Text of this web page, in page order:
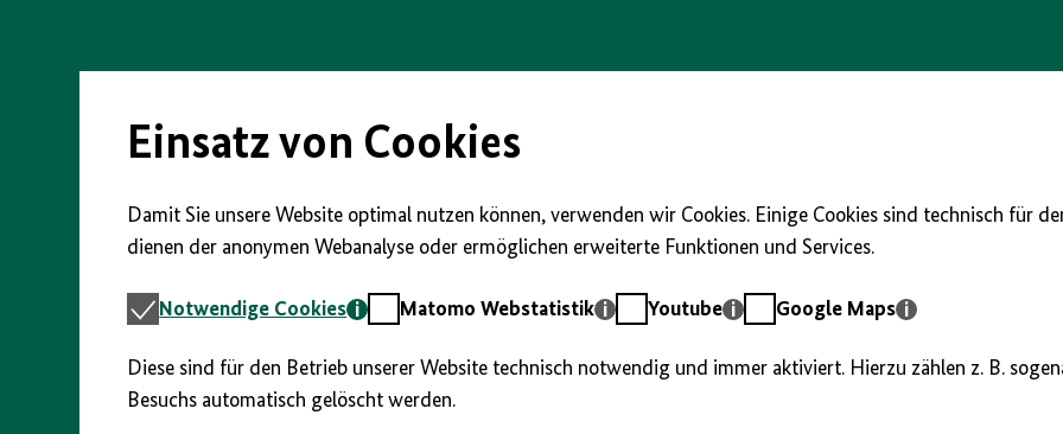
Seiteninhalt
Einsatz von Cookies
Damit Sie unsere Website optimal nutzen können, verwenden wir Cookies. Einige Cookies sind technisch für
dienen der anonymen Webanalyse oder ermöglichen erweiterte Funktionen und Services.
Notwendige
Notwendige Cookies
MatomoMatomo Webstatistik YoutubeYoutube
GoogleGoogle Maps
Diese sind für den Betrieb unserer Website technisch notwendig und immer aktiviert. Hierzu zählen z. B.
Besuchs automatisch gelöscht werden.